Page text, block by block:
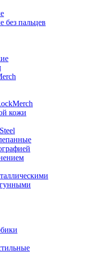
без пальцев
кожи